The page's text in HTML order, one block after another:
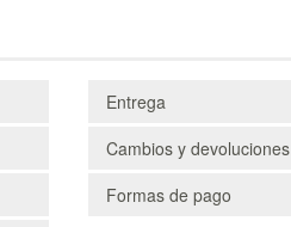
Entrega
Cambios y devoluciones
Formas de pago